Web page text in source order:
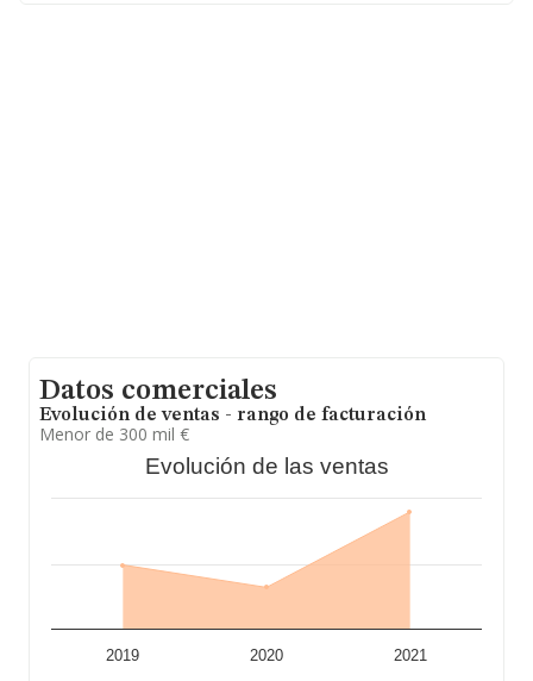
Datos comerciales
Evolución de ventas - rango de facturación
Menor de 300 mil €
Evolución de las ventas
2019 2020 2021